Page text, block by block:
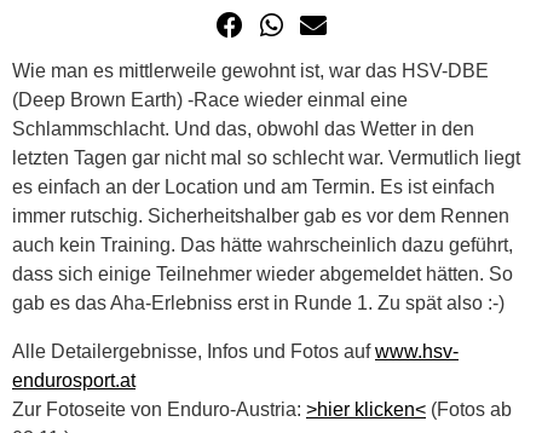
Wie man es mittlerweile gewohnt ist, war das HSV-DBE
(Deep Brown Earth) -Race wieder einmal eine
Schlammschlacht. Und das, obwohl das Wetter in den
letzten Tagen gar nicht mal so schlecht war. Vermutlich liegt
es einfach an der Location und am Termin. Es ist einfach
immer rutschig. Sicherheitshalber gab es vor dem Rennen
auch kein Training. Das hätte wahrscheinlich dazu geführt,
dass sich einige Teilnehmer wieder abgemeldet hätten. So
gab es das Aha-Erlebniss erst in Runde 1. Zu spät also :-)
Alle Detailergebnisse, Infos und Fotos aufwww.hsv-
endurosport.at
Zur Fotoseite von Enduro-Austria: >hier klicken< (Fotos ab